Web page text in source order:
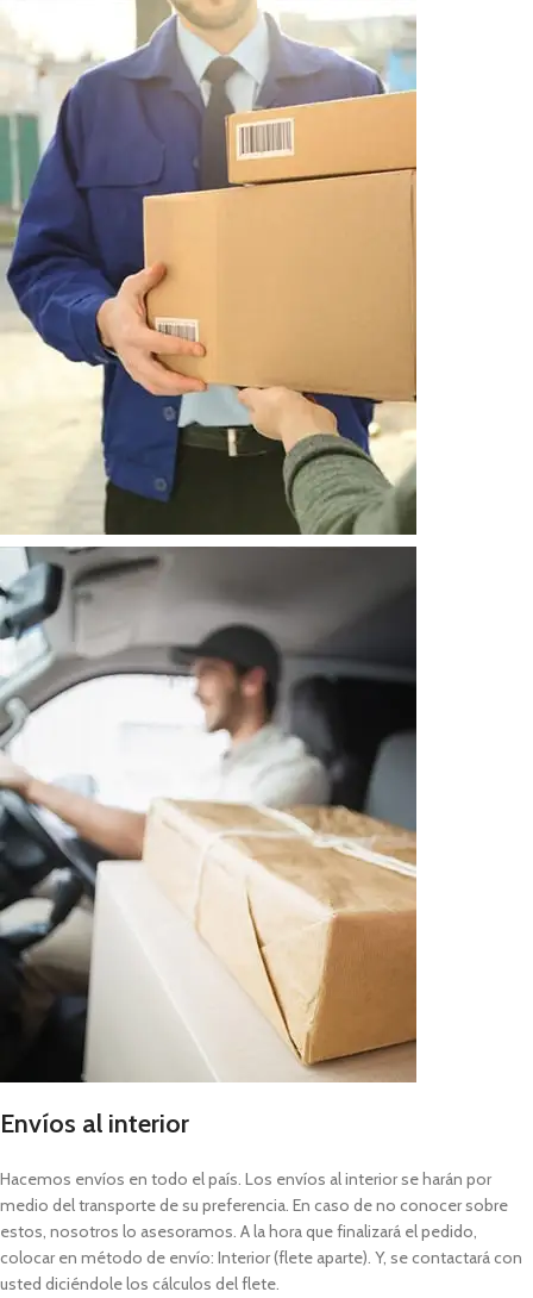
Envíos al interior
Hacemos envíos en todo el país. Los envíos al interior se harán por
medio del transporte de su preferencia. En caso de no conocer sobre
estos, nosotros lo asesoramos. A la hora que finalizará el pedido,
colocar en método de envío: Interior (flete aparte). Y, se contactará con
usted diciéndole los cálculos del flete.